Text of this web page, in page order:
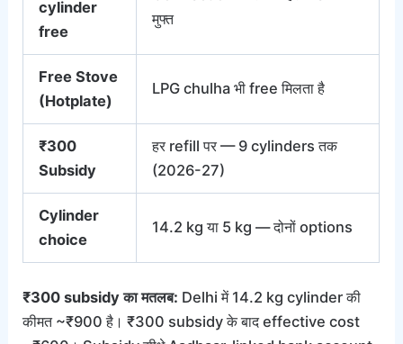
cylinder
free
मुफ्त
Free Stove
(Hotplate)
LPG chulha भी free मिलता है
₹300
Subsidy
हर refill पर — 9 cylinders तक
(2026-27)
Cylinder
choice
14.2 kg या 5 kg — दोनों options
₹300 subsidy का मतलब: Delhi में 14.2 kg cylinder की
कीमत ~₹900 है। ₹300 subsidy के बाद effective cost